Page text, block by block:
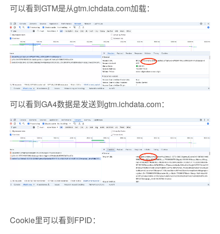
可以看到GTM是从gtm.ichdata.com加载：
可以看到GA4数据是发送到gtm.ichdata.com：
Cookie里可以看到FPID：